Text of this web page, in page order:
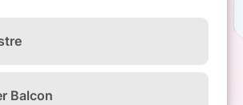
où la liberté a le dernier
violoncelle et piano de